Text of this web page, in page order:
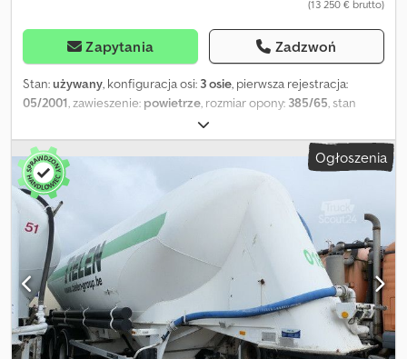
(13 250 € brutto)
Zapytania Zadzwoń
Stan:używany, konfiguracja osi: 3 osie, pierwsza rejestracja:
05/2001 , zawieszenie: powietrze , rozmiar opony: 385/65 , stan
, Rok budowy:
ABS, = Dodatkowe opcje i wyposażenie = - Osie BPW -
Zawieszenie pneumatyczne - Hamulce tarczowe = Uwagi =
Zabudowa Pojemność: 40 m3 Pojemność zbiornika: 40 000 litrów
Csdpfozkgzgsx Akqeha = Dodatkowe informacje = Rozmiar opon:
385/65 Marka osi: BPW Tylna oś 1: bieżnik opony: 40% Tylna oś 2:
bieżnik opony: 30% Tylna oś 3: bieżnik opony: 30%
Ogłoszenia